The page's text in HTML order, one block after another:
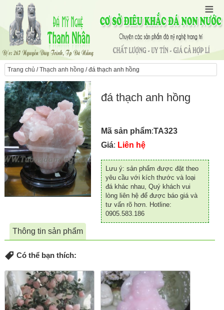
Trang chủ /Thạch anh hồng / đá thạch anh hồng
đá thạch anh hồng
Mã sản phẩm:TA323
Giá: Liên hệ
Lưu ý: sản phẩm được đặt theo
yêu cầu với kích thước và loại
đá khác nhau, Quý khách vui
lòng liên hệ để được báo giá và
tư vấn rõ hơn. Hotline:
0905.583.186
Thông tin sản phẩm
Có thể bạn thích: